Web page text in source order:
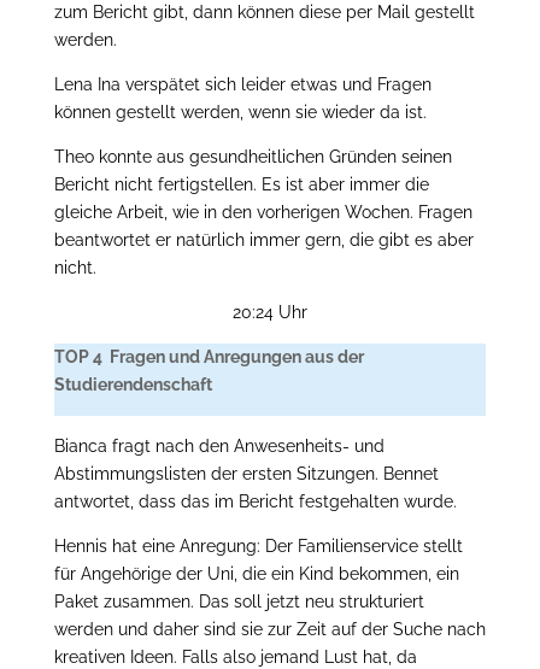
zum Bericht gibt, dann können diese per Mail gestellt
werden.
Lena Ina verspätet sich leider etwas und Fragen
können gestellt werden, wenn sie wieder da ist.
Theo konnte aus gesundheitlichen Gründen seinen
Bericht nicht fertigstellen. Es ist aber immer die
gleiche Arbeit, wie in den vorherigen Wochen. Fragen
beantwortet er natürlich immer gern, die gibt es aber
nicht.
20:24 Uhr
TOP 4 Fragen und Anregungen aus der
Studierendenschaft
Bianca fragt nach den Anwesenheits- und
Abstimmungslisten der ersten Sitzungen. Bennet
antwortet, dass das im Bericht festgehalten wurde.
Hennis hat eine Anregung: Der Familienservice stellt
für Angehörige der Uni, die ein Kind bekommen, ein
Paket zusammen. Das soll jetzt neu strukturiert
werden und daher sind sie zur Zeit auf der Suche nach
kreativen Ideen. Falls also jemand Lust hat, da